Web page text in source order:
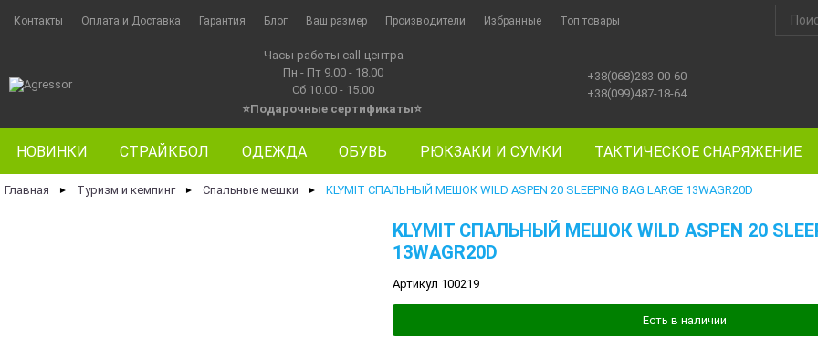
Контакты Оплата и Доставка Гарантия Блог Ваш размер Производители Избранные Топ товары
Часы работы call-центра
Пн - Пт 9.00 - 18.00
Сб 10.00 - 15.00
⭐Подарочные сертификаты⭐
+38(068)283-00-60
+38(099)487-18-64
НОВИНКИ СТРАЙКБОЛ ОДЕЖДА ОБУВЬ РЮКЗАКИ И СУМКИ ТАКТИЧЕСКОЕ СНАРЯЖЕНИЕ
Главная ► Туризм и кемпинг ► Спальные мешки ► KLYMIT СПАЛЬНЫЙ МЕШОК WILD ASPEN 20 SLEEPING BAG LARGE 13WAGR20D
KLYMIT СПАЛЬНЫЙ МЕШОК WILD ASPEN 20
13WAGR20D
Артикул 100219
Есть в наличии